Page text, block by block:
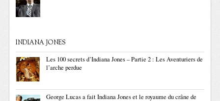
INDIANA JONES
Les 100 secrets d’Indiana Jones – Partie 2 : Les Aventuriers de
l’arche perdue
George Lucas a fait Indiana Jones et le royaume du crâne de